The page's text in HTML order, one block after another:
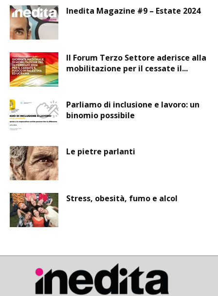
Inedita Magazine #9 – Estate 2024
Il Forum Terzo Settore aderisce alla
mobilitazione per il cessate il...
Parliamo di inclusione e lavoro: un
binomio possibile
Le pietre parlanti
Stress, obesità, fumo e alcol